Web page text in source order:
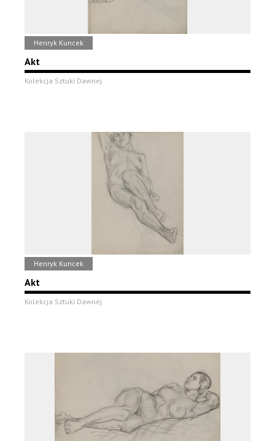
Henryk Kuncek
Akt
Kolekcja Sztuki Dawnej
Henryk Kuncek
Akt
Kolekcja Sztuki Dawnej